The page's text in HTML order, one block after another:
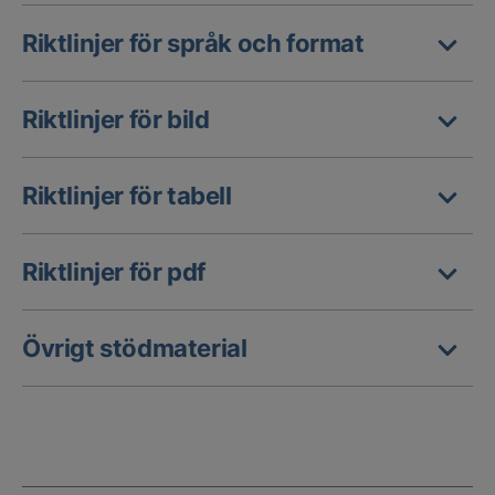
Riktlinjer för språk och format
Riktlinjer för bild
Riktlinjer för tabell
Riktlinjer för pdf
Övrigt stödmaterial